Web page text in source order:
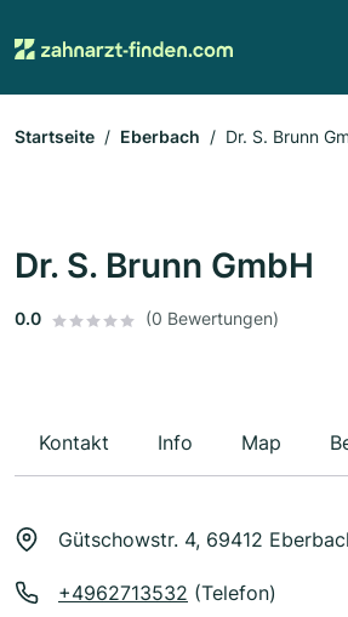
Startseite Eberbach Dr. S. Brunn
Dr. S. Brunn GmbH
0.0 (0 Bewertungen)
Kontakt Info Map
Gütschowstr. 4, 69412
+4962713532 (Telefon)